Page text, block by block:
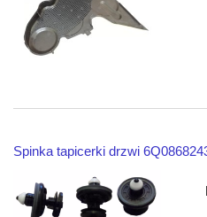
Spinka tapicerki drzwi